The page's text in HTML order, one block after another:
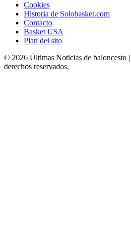
Cookies
Historia de Solobasket.com
Contacto
Basket USA
Plan del sito
© 2026 Últimas Noticias de baloncesto
derechos reservados.